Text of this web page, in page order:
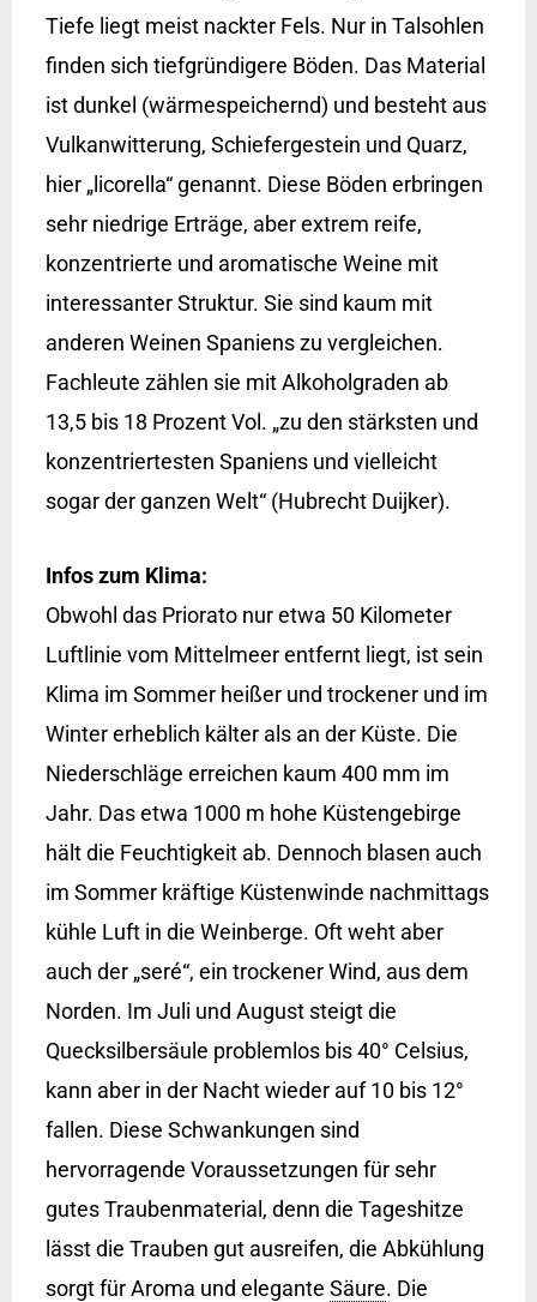
Tiefe liegt meist nackter Fels. Nur in Talsohlen
finden sich tiefgründigere Böden. Das Material
ist dunkel (wärmespeichernd) und besteht aus
Vulkanwitterung, Schiefergestein und Quarz,
hier „licorella“ genannt. Diese Böden erbringen
sehr niedrige Erträge, aber extrem reife,
konzentrierte und aromatische Weine mit
interessanter Struktur. Sie sind kaum mit
anderen Weinen Spaniens zu vergleichen.
Fachleute zählen sie mit Alkoholgraden ab
13,5 bis 18 Prozent Vol. „zu den stärksten und
konzentriertesten Spaniens und vielleicht
sogar der ganzen Welt“ (Hubrecht Duijker).
Infos zum Klima:
Obwohl das Priorato nur etwa 50 Kilometer
Luftlinie vom Mittelmeer entfernt liegt, ist sein
Klima im Sommer heißer und trockener und im
Winter erheblich kälter als an der Küste. Die
Niederschläge erreichen kaum 400 mm im
Jahr. Das etwa 1000 m hohe Küstengebirge
hält die Feuchtigkeit ab. Dennoch blasen auch
im Sommer kräftige Küstenwinde nachmittags
kühle Luft in die Weinberge. Oft weht aber
auch der „seré“, ein trockener Wind, aus dem
Norden. Im Juli und August steigt die
Quecksilbersäule problemlos bis 40° Celsius,
kann aber in der Nacht wieder auf 10 bis 12°
fallen. Diese Schwankungen sind
hervorragende Voraussetzungen für sehr
gutes Traubenmaterial, denn die Tageshitze
lässt die Trauben gut ausreifen, die Abkühlung
sorgt für Aroma und elegante Säure. Die